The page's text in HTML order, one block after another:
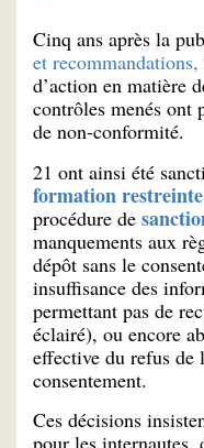
Cinq ans après la
et recommandations,
d’action en matière
contrôles menés ont
de non-conformité.
21 ont ainsi été
formation restreinte
procédure de
manquements aux
dépôt sans le
insuffisance des
permettant pas de
éclairé), ou encore
effective du refus de
consentement.
Ces décisions